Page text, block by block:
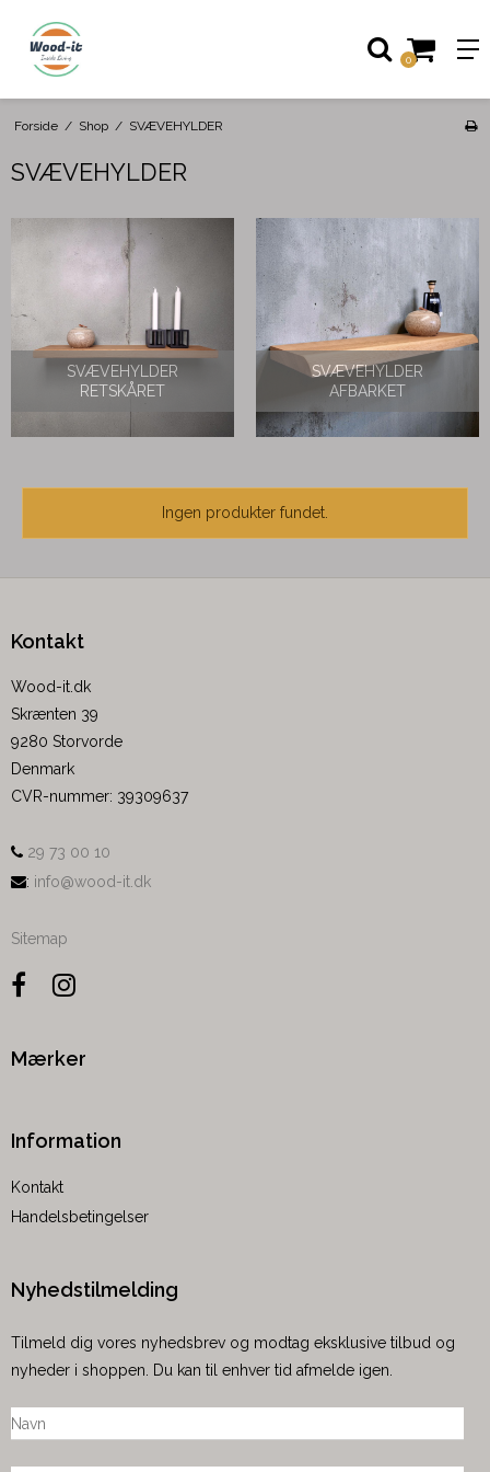
0
Forside / Shop / SVÆVEHYLDER
SVÆVEHYLDER
SVÆVEHYLDER
RETSKÅRET
SVÆVEHYLDER
AFBARKET
Ingen produkter fundet.
Kontakt
Wood-it.dk
Skrænten 39
9280 Storvorde
Denmark
CVR-nummer: 39309637
29 73 00 10
: info@wood-it.dk
Sitemap
Mærker
Information
Kontakt
Handelsbetingelser
Nyhedstilmelding
Tilmeld dig vores nyhedsbrev og modtag eksklusive tilbud og
nyheder i shoppen. Du kan til enhver tid afmelde igen.